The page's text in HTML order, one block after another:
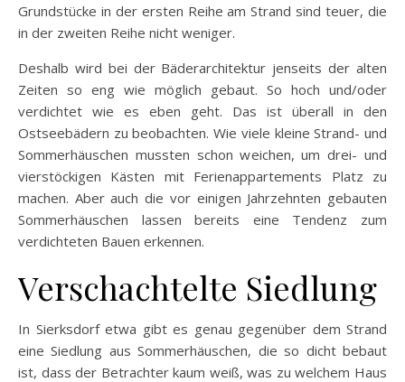
Grundstücke in der ersten Reihe am Strand sind teuer, die
in der zweiten Reihe nicht weniger.
Deshalb wird bei der Bäderarchitektur jenseits der alten
Zeiten so eng wie möglich gebaut. So hoch und/oder
verdichtet wie es eben geht. Das ist überall in den
Ostseebädern zu beobachten. Wie viele kleine Strand- und
Sommerhäuschen mussten schon weichen, um drei- und
vierstöckigen Kästen mit Ferienappartements Platz zu
machen. Aber auch die vor einigen Jahrzehnten gebauten
Sommerhäuschen lassen bereits eine Tendenz zum
verdichteten Bauen erkennen.
Verschachtelte Siedlung
In Sierksdorf etwa gibt es genau gegenüber dem Strand
eine Siedlung aus Sommerhäuschen, die so dicht bebaut
ist, dass der Betrachter kaum weiß, was zu welchem Haus